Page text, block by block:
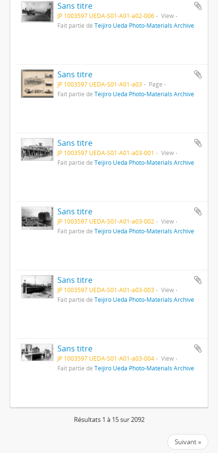
Sans titre
JP 1003597 UEDA-S01-A01-a02-006
View
Fait partie de Teijiro Ueda Photo-Materials Archive
Sans titre
JP 1003597 UEDA-S01-A01-a03
Page
Fait partie de Teijiro Ueda Photo-Materials Archive
Sans titre
JP 1003597 UEDA-S01-A01-a03-001
View
Fait partie de Teijiro Ueda Photo-Materials Archive
Sans titre
JP 1003597 UEDA-S01-A01-a03-002
View
Fait partie de Teijiro Ueda Photo-Materials Archive
Sans titre
JP 1003597 UEDA-S01-A01-a03-003
View
Fait partie de Teijiro Ueda Photo-Materials Archive
Sans titre
JP 1003597 UEDA-S01-A01-a03-004
View
Fait partie de Teijiro Ueda Photo-Materials Archive
Résultats 1 à 15 sur 2092
Suivant »